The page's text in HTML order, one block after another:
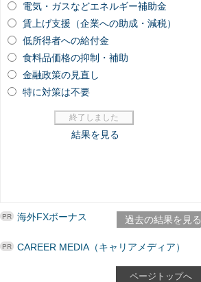
過去の結果を見る
海外FXボーナス
CAREER MEDIA（キャリアメディア）
ページトップへ